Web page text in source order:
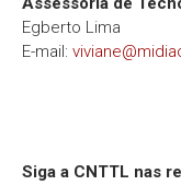
Egberto Lima
E-mail:
Siga a CNTTL nas